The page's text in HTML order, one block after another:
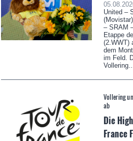
United –
– SRAM
Etappe
(2.WWT)
dem
im Feld.
Vollering
ab
Die
France